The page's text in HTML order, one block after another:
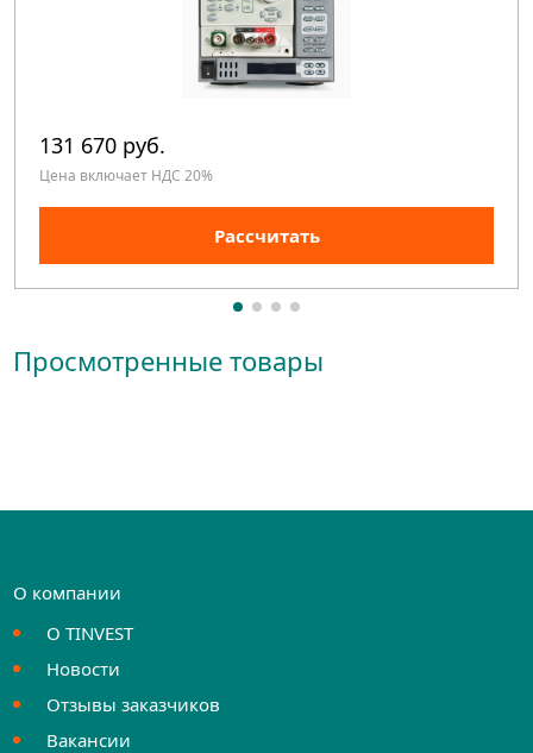
131 670 руб.
Цена включает НДС 20%
Рассчитать
Просмотренные товары
О компании
О TINVEST
Новости
Отзывы заказчиков
Вакансии